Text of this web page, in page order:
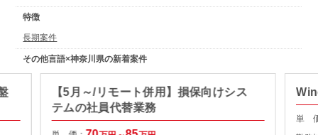
特徴
長期案件
その他言語×神奈川県の新着案件
【5月～/リモート併用】損保向けシス
テムの社員代替業務
単